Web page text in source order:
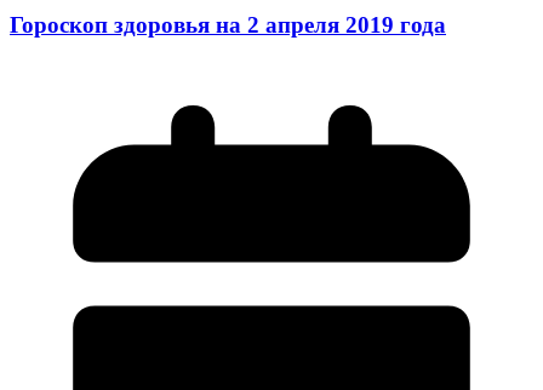
Гороскоп здоровья на 2 апреля 2019 года